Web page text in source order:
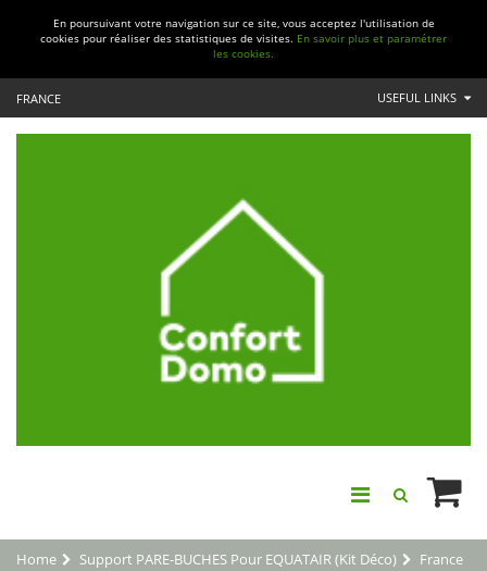
En poursuivant votre navigation sur ce site, vous acceptez l'utilisation de
cookies pour réaliser des statistiques de visites. En savoir plus et paramétrer
les cookies.
FRANCE USEFUL LINKS
Home Support PARE-BUCHES Pour EQUATAIR (kit Déco)
France